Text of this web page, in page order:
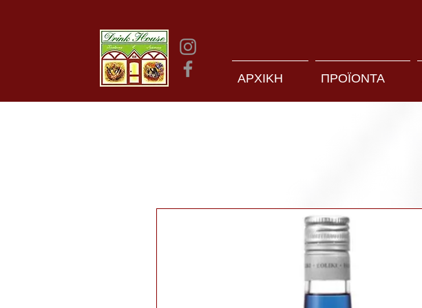
ΑΡΧΙΚΗ ΠΡΟΪΟΝΤΑ